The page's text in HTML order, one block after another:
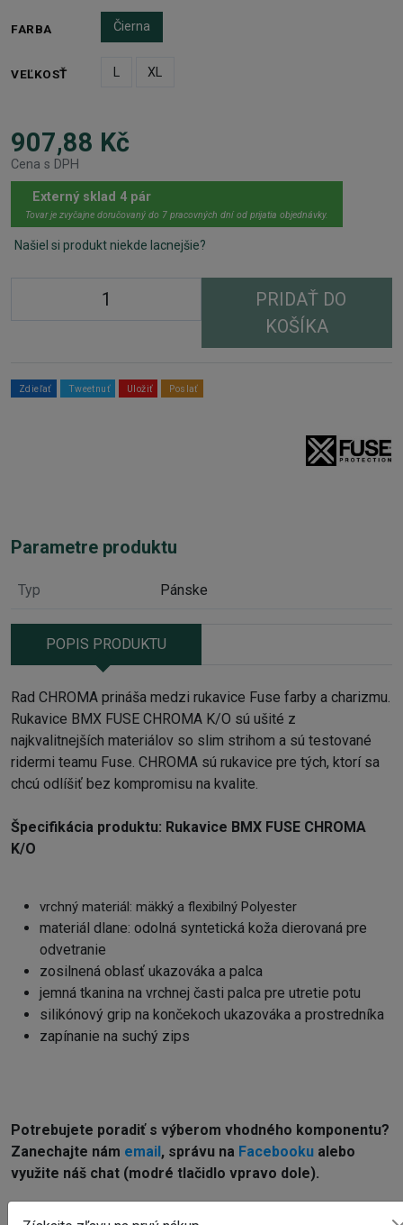
FARBA Čierna
VEĽKOSŤ L XL
907,88 Kč
Cena s DPH
Externý sklad 4 pár
Tovar je zvyčajne doručovaný do 7 pracovných dní od prijatia objednávky.
Našiel si produkt niekde lacnejšie?
PRIDAŤ DO
KOŠÍKA
Zdieľať Tweetnuť Uložiť Poslať
Parametre produktu
Typ Pánske
POPIS PRODUKTU
Rad CHROMA prináša medzi rukavice Fuse farby a charizmu.
Rukavice BMX FUSE CHROMA K/O sú ušité z
najkvalitnejších materiálov so slim strihom a sú testované
ridermi teamu Fuse. CHROMA sú rukavice pre tých, ktorí sa
chcú odlíšiť bez kompromisu na kvalite.
Špecifikácia produktu: Rukavice BMX FUSE CHROMA
K/O
vrchný materiál: mäkký a flexibilný Polyester
materiál dlane: odolná syntetická koža dierovaná pre
odvetranie
zosilnená oblasť ukazováka a palca
jemná tkanina na vrchnej časti palca pre utretie potu
silikónový grip na končekoch ukazováka a prostredníka
zapínanie na suchý zips
Potrebujete poradiť s výberom vhodného komponentu?
Zanechajte nám email, správu na Facebooku alebo
využite náš chat (modré tlačidlo vpravo dole).